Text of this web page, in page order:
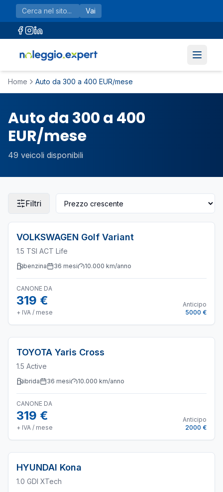
Vai al contenuto principale
Vai
Home Auto da 300 a 400 EUR/mese
Auto da 300 a 400
EUR/mese
49 veicoli disponibili
Filtri
VOLKSWAGEN Golf Variant
1.5 TSI ACT Life
benzina 36 mesi 10.000 km/anno
CANONE DA
319 €
+ IVA / mese
Anticipo
5000 €
TOYOTA Yaris Cross
1.5 Active
ibrida 36 mesi 10.000 km/anno
CANONE DA
319 €
+ IVA / mese
Anticipo
2000 €
HYUNDAI Kona
1.0 GDI XTech